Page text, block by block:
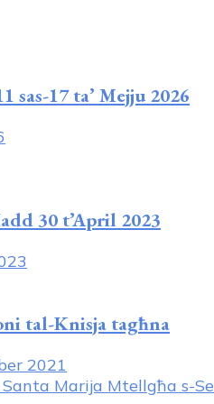
17 ta’ Mejju 2026
30 t’April 2023
tal-Knisja tagħna
2021
Marija Mtellgħa s-